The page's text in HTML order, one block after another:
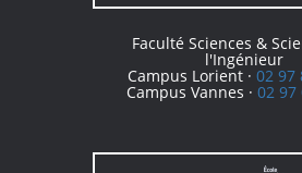
Faculté Sciences &
l'Ingénieur
Campus Lorient · 02 97
Campus Vannes · 02 97